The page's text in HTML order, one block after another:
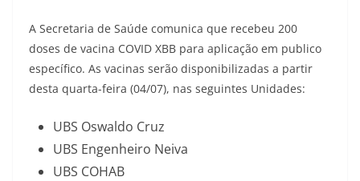
A Secretaria de Saúde comunica que recebeu 200
doses de vacina COVID XBB para aplicação em publico
específico. As vacinas serão disponibilizadas a partir
desta quarta-feira (04/07), nas seguintes Unidades:
UBS Oswaldo Cruz
UBS Engenheiro Neiva
UBS COHAB